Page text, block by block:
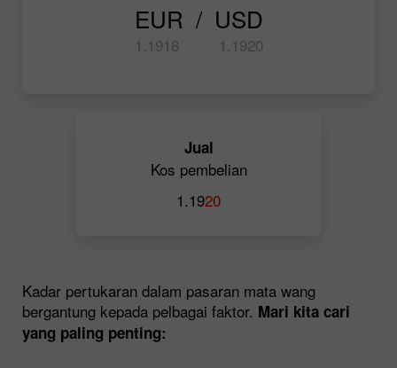
EUR  /  USD
1.1918 1.1920
Jual
Kos pembelian
1.1920
Kadar pertukaran dalam pasaran mata wang
bergantung kepada pelbagai faktor. Mari kita cari
yang paling penting: